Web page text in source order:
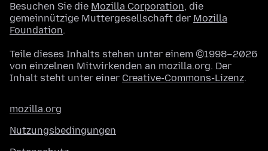
Besuchen Sie die Mozilla Corporation, die
gemeinnützige Muttergesellschaft der Mozilla
Foundation.
Teile dieses Inhalts stehen unter einem ©1998–2026
von einzelnen Mitwirkenden an mozilla.org. Der
Inhalt steht unter einer Creative-Commons-Lizenz.
mozilla.org
Nutzungsbedingungen